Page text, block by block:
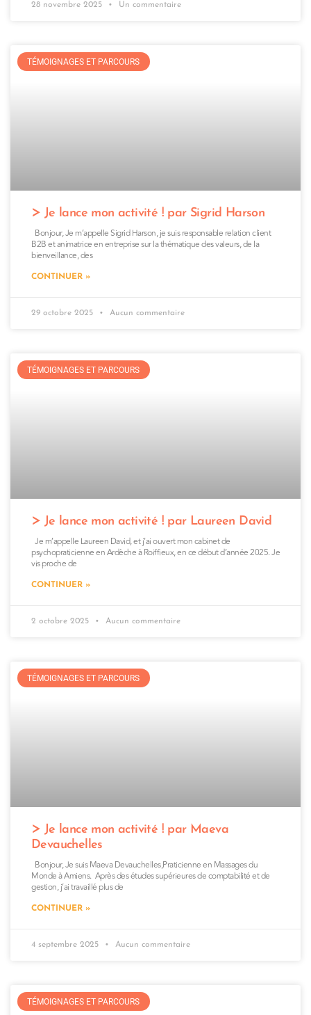
28 novembre 2025 Un commentaire
TÉMOIGNAGES ET PARCOURS
Je lance mon activité ! par Sigrid Harson
Bonjour, Je m’appelle Sigrid Harson, je suis responsable relation client
B2B et animatrice en entreprise sur la thématique des valeurs, de la
bienveillance, des
CONTINUER »
29 octobre 2025 Aucun commentaire
TÉMOIGNAGES ET PARCOURS
Je lance mon activité ! par Laureen David
Je m’appelle Laureen David, et j’ai ouvert mon cabinet de
psychopraticienne en Ardèche à Roiffieux, en ce début d’année 2025. Je
vis proche de
CONTINUER »
2 octobre 2025 Aucun commentaire
TÉMOIGNAGES ET PARCOURS
Je lance mon activité ! par Maeva
Devauchelles
Bonjour, Je suis Maeva Devauchelles,Praticienne en Massages du
Monde à Amiens. Après des études supérieures de comptabilité et de
gestion, j’ai travaillé plus de
CONTINUER »
4 septembre 2025 Aucun commentaire
TÉMOIGNAGES ET PARCOURS